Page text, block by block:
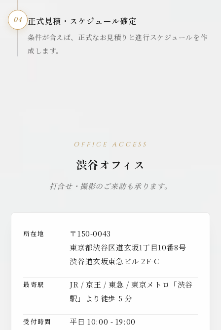
04 正式見積・スケジュール確定
条件が合えば、正式なお見積りと進行スケジュールを作
成します。
OFFICE ACCESS
渋谷オフィス
打合せ・撮影のご来訪も承ります。
所在地
〒150-0043
東京都渋谷区道玄坂1丁目10番8号
渋谷道玄坂東急ビル 2F-C
最寄駅
JR / 京王 / 東急 / 東京メトロ「渋谷
駅」より徒歩 5 分
受付時間
平日 10:00 - 19:00